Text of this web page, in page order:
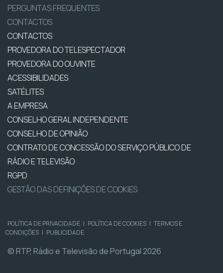
PERGUNTAS FREQUENTES
CONTACTOS
CONTACTOS
PROVEDORA DO TELESPECTADOR
PROVEDORA DO OUVINTE
ACESSIBILIDADES
SATÉLITES
A EMPRESA
CONSELHO GERAL INDEPENDENTE
CONSELHO DE OPINIÃO
CONTRATO DE CONCESSÃO DO SERVIÇO PÚBLICO DE
RÁDIO E TELEVISÃO
RGPD
GESTÃO DAS DEFINIÇÕES DE COOKIES
POLÍTICA DE PRIVACIDADE | POLÍTICA DE COOKIES | TERMOS E
CONDIÇÕES | PUBLICIDADE
© RTP, Rádio e Televisão de Portugal 2026